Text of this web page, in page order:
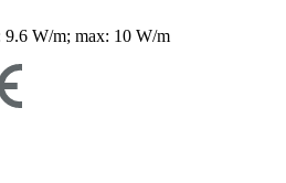
9.6 W/m; max: 10 W/m